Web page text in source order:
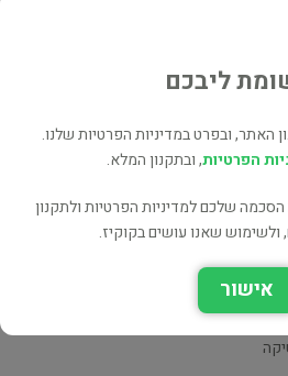
תיכון
806 כרך ג
ליבכם
האתר, ובפרט במדיניות הפרטיות שלנו.
הפרטיות, ובתקנון המלא.
שלכם למדיניות הפרטיות ולתקנון
שאנו עושים בקוקיז.
אישור